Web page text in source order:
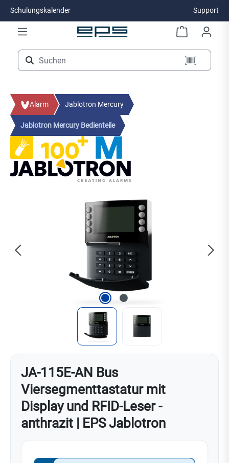
Zum Hauptinhalt springen
Schulungskalender Support
Alarm Jablotron Mercury
Jablotron Mercury Bedienteile
JA-115E-AN Bus
Viersegmenttastatur mit
Display und RFID-Leser -
anthrazit | EPS Jablotron